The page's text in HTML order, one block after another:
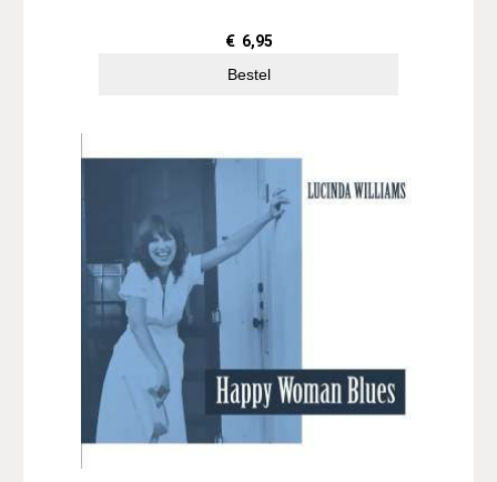
€ 6,95
Bestel